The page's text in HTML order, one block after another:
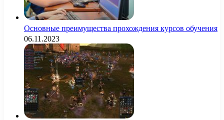
Основные преимущества прохождения курсов обучения
06.11.2023